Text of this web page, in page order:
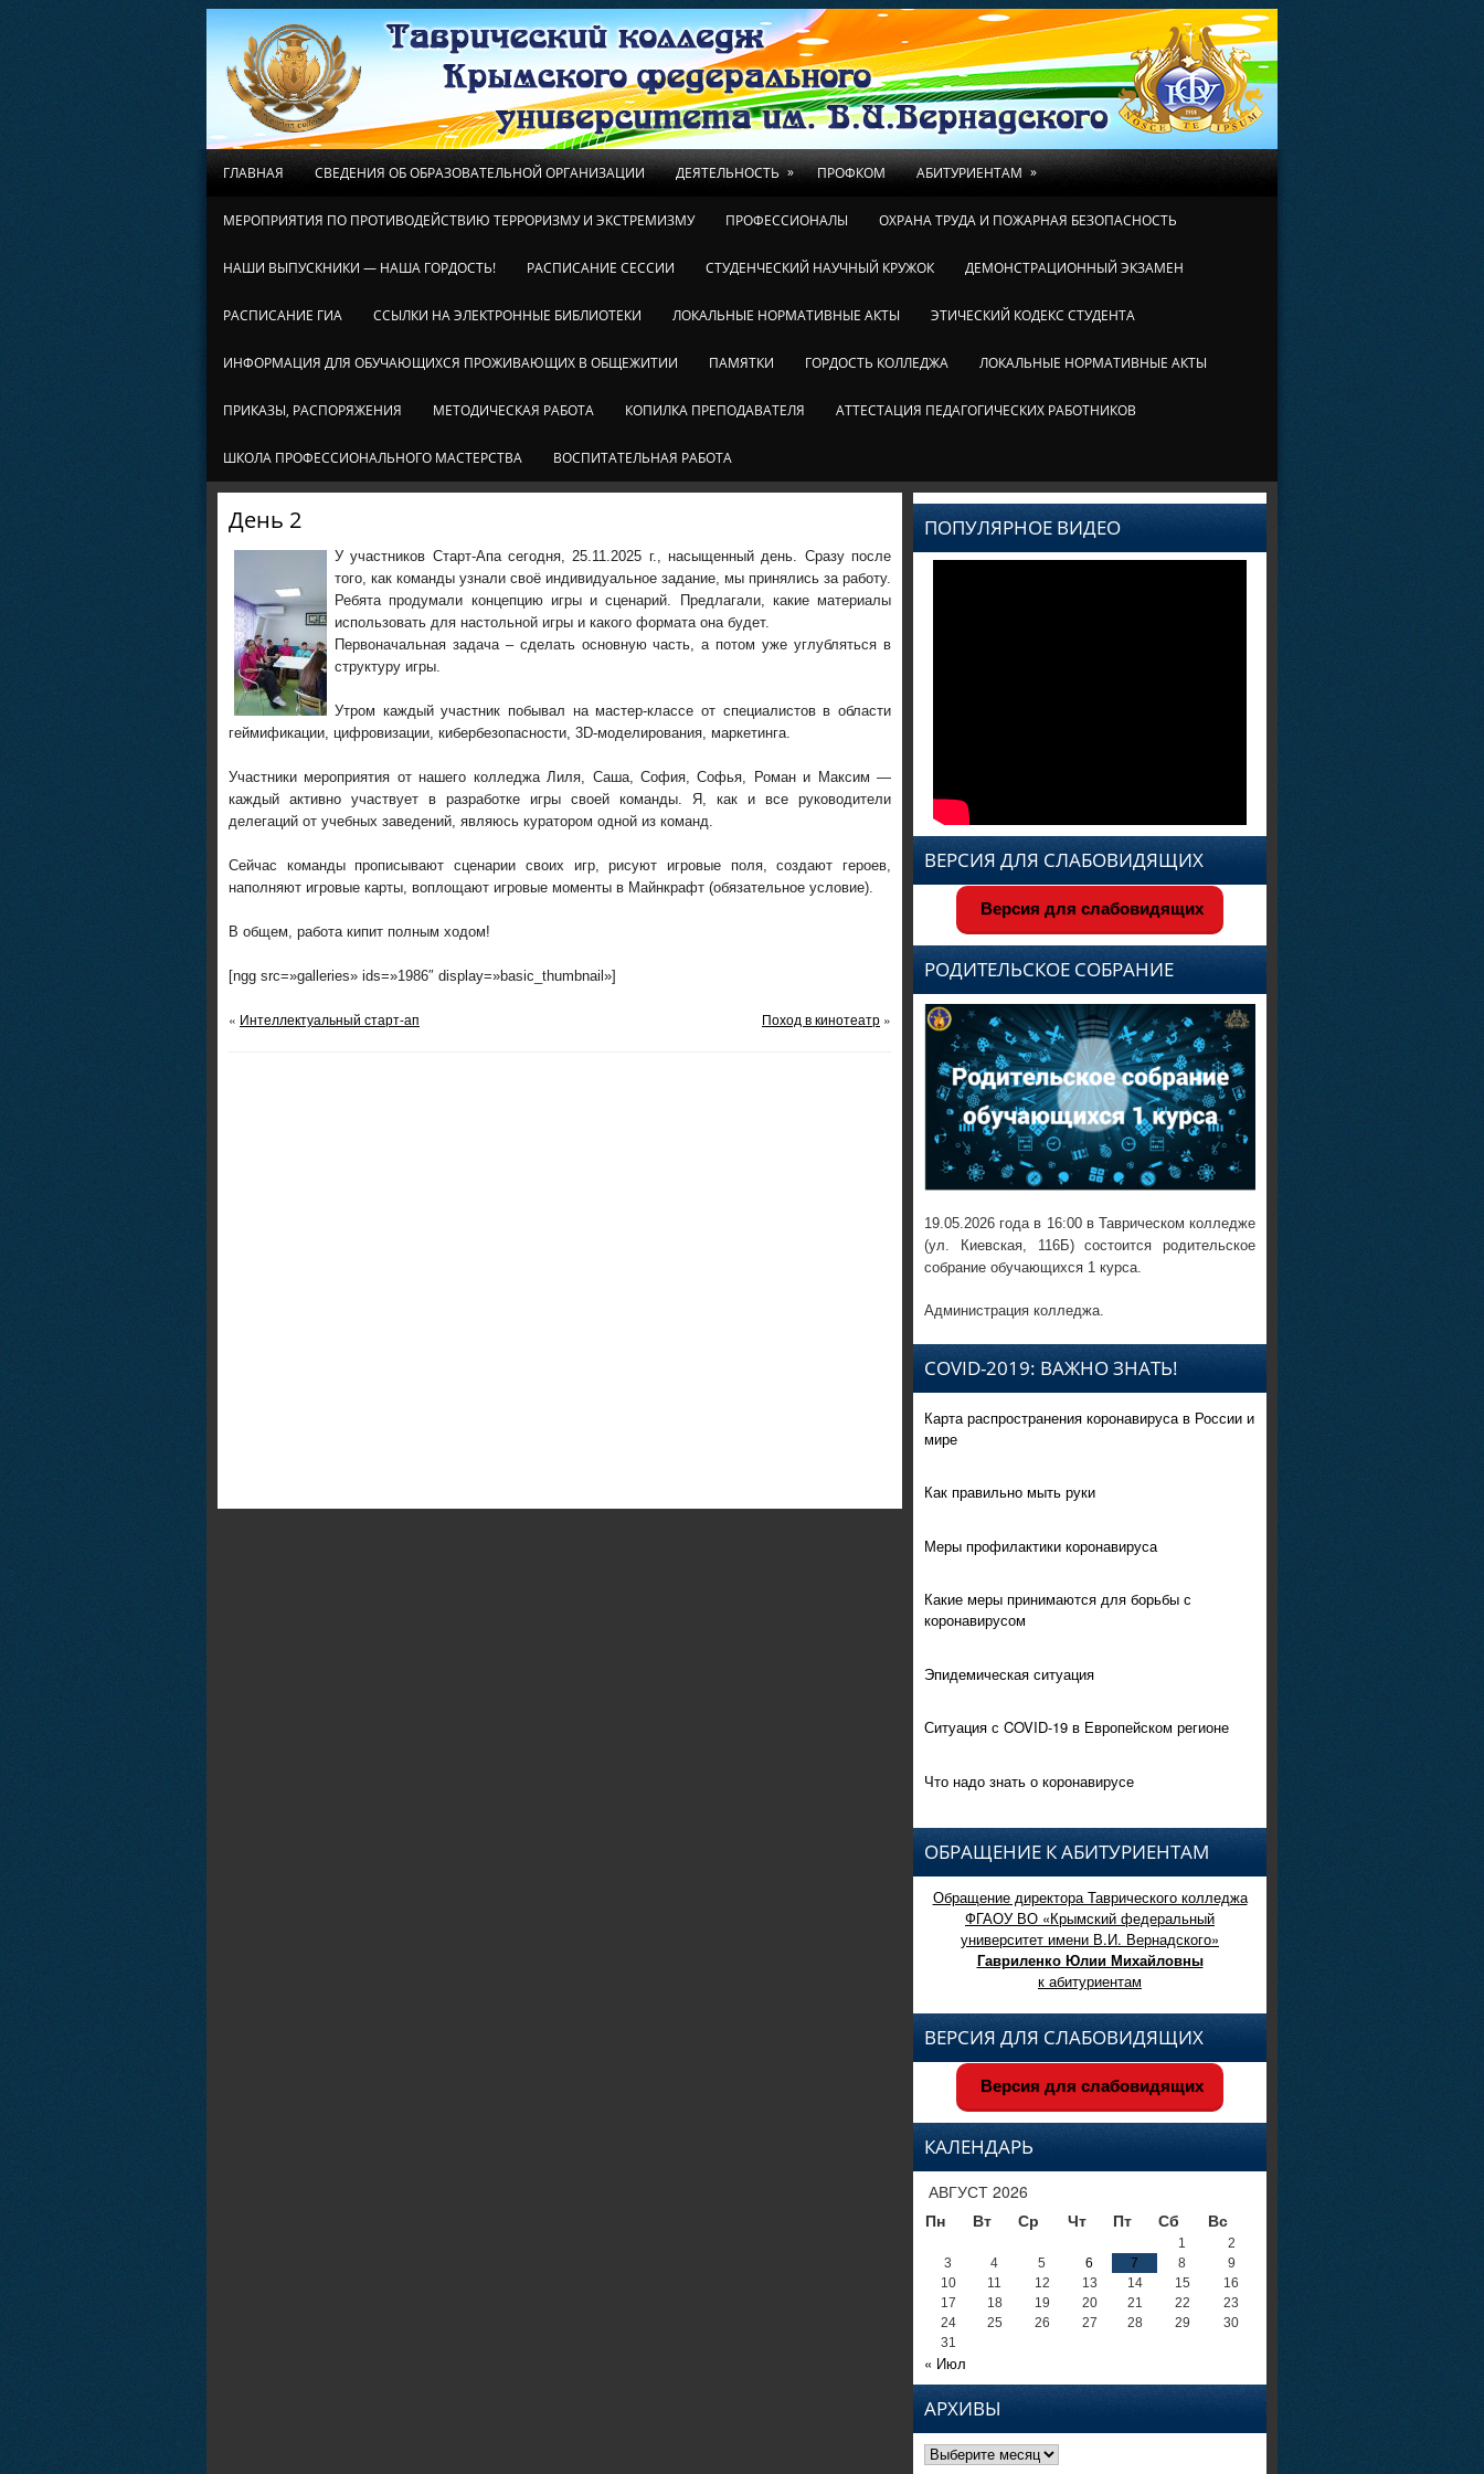
ГЛАВНАЯ СВЕДЕНИЯ ОБ ОБРАЗОВАТЕЛЬНОЙ ОРГАНИЗАЦИИ ДЕЯТЕЛЬНОСТЬ » ПРОФКОМ АБИТУРИЕНТАМ »
МЕРОПРИЯТИЯ ПО ПРОТИВОДЕЙСТВИЮ ТЕРРОРИЗМУ И ЭКСТРЕМИЗМУ ПРОФЕССИОНАЛЫ ОХРАНА ТРУДА И ПОЖАРНАЯ БЕЗОПАСНОСТЬ
НАШИ ВЫПУСКНИКИ — НАША ГОРДОСТЬ! РАСПИСАНИЕ СЕССИИ СТУДЕНЧЕСКИЙ НАУЧНЫЙ КРУЖОК ДЕМОНСТРАЦИОННЫЙ ЭКЗАМЕН
РАСПИСАНИЕ ГИА ССЫЛКИ НА ЭЛЕКТРОННЫЕ БИБЛИОТЕКИ ЛОКАЛЬНЫЕ НОРМАТИВНЫЕ АКТЫ ЭТИЧЕСКИЙ КОДЕКС СТУДЕНТА
ИНФОРМАЦИЯ ДЛЯ ОБУЧАЮЩИХСЯ ПРОЖИВАЮЩИХ В ОБЩЕЖИТИИ ПАМЯТКИ ГОРДОСТЬ КОЛЛЕДЖА ЛОКАЛЬНЫЕ НОРМАТИВНЫЕ АКТЫ
ПРИКАЗЫ, РАСПОРЯЖЕНИЯ МЕТОДИЧЕСКАЯ РАБОТА КОПИЛКА ПРЕПОДАВАТЕЛЯ АТТЕСТАЦИЯ ПЕДАГОГИЧЕСКИХ РАБОТНИКОВ
ШКОЛА ПРОФЕССИОНАЛЬНОГО МАСТЕРСТВА ВОСПИТАТЕЛЬНАЯ РАБОТА
День 2
У участников Старт-Апа сегодня, 25.11.2025 г., насыщенный день. Сразу после
того, как команды узнали своё индивидуальное задание, мы принялись за работу.
Ребята продумали концепцию игры и сценарий. Предлагали, какие материалы
использовать для настольной игры и какого формата она будет.
Первоначальная задача – сделать основную часть, а потом уже углубляться в
структуру игры.
Утром каждый участник побывал на мастер-классе от специалистов в области
геймификации, цифровизации, кибербезопасности, 3D-моделирования, маркетинга.
Участники мероприятия от нашего колледжа Лиля, Саша, София, Софья, Роман и Максим —
каждый активно участвует в разработке игры своей команды. Я, как и все руководители
делегаций от учебных заведений, являюсь куратором одной из команд.
Сейчас команды прописывают сценарии своих игр, рисуют игровые поля, создают героев,
наполняют игровые карты, воплощают игровые моменты в Майнкрафт (обязательное условие).
В общем, работа кипит полным ходом!
[ngg src=»galleries» ids=»1986″ display=»basic_thumbnail»]
« Интеллектуальный старт-ап Поход в кинотеатр »
ПОПУЛЯРНОЕ ВИДЕО
ВЕРСИЯ ДЛЯ СЛАБОВИДЯЩИХ
Версия для слабовидящих
РОДИТЕЛЬСКОЕ СОБРАНИЕ
19.05.2026 года в 16:00 в Таврическом колледже
(ул. Киевская, 116Б) состоится родительское
собрание обучающихся 1 курса.
Администрация колледжа.
COVID-2019: ВАЖНО ЗНАТЬ!
Карта распространения коронавируса в России и
мире
Как правильно мыть руки
Меры профилактики коронавируса
Какие меры принимаются для борьбы с
коронавирусом
Эпидемическая ситуация
Ситуация с COVID-19 в Европейском регионе
Что надо знать о коронавирусе
ОБРАЩЕНИЕ К АБИТУРИЕНТАМ
Обращение директора Таврического колледжа
ФГАОУ ВО «Крымский федеральный
университет имени В.И. Вернадского»
Гавриленко Юлии Михайловны
к абитуриентам
ВЕРСИЯ ДЛЯ СЛАБОВИДЯЩИХ
Версия для слабовидящих
КАЛЕНДАРЬ
АВГУСТ 2026
Пн
Вт Ср Чт Пт Сб Вс
1
2
3
4 5 6 7 8
9
10
11 12 13 14 15
16
17
18 19 20 21 22
23
24
25 26 27 28 29
30
31
« Июл
АРХИВЫ
Архивы